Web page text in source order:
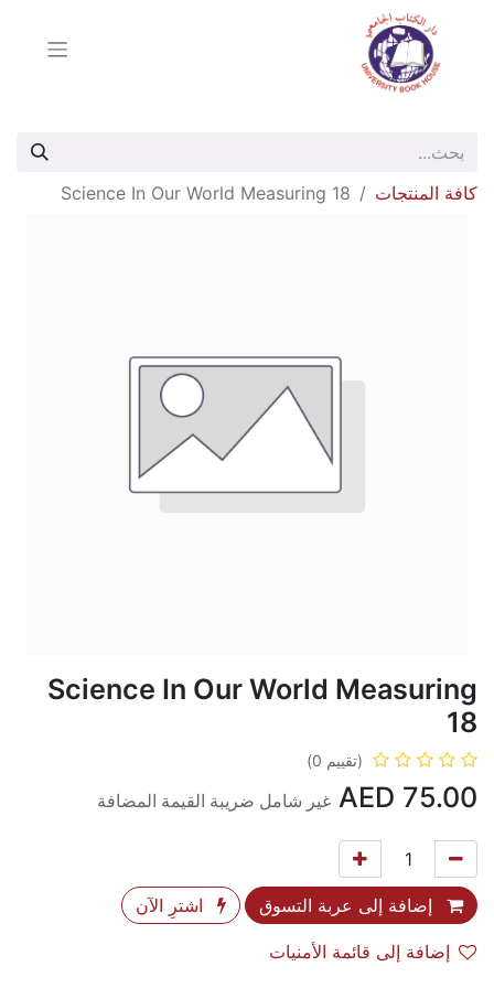
كافة المنتجات Science In Our World Measuring 18
Science In Our World Measuring
18
(تقييم 0)
75.00 غير شامل ضريبة القيمة المضافة
إضافة إلى عربة التسوق اشترِ الآن
إضافة إلى قائمة الأمنيات